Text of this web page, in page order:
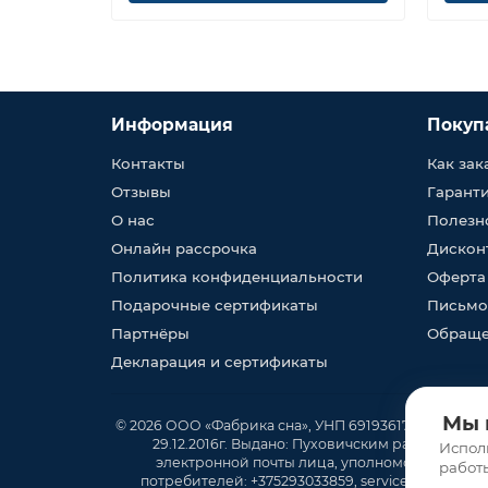
Мы
Информация
Контакты
Отзывы
О нас
Онлайн рассрочка
Политика конфиденциальности
Подарочные сертификаты
Партнёры
Декларация и сертификаты
Как
Оферта
© 2026 ООО «Фабрика сна», УНП 691936170, юр.
29.12.2016г. Выдано: Пуховичским районным
электронной почты лица, уполномоченного
потребителей: +375293033859,